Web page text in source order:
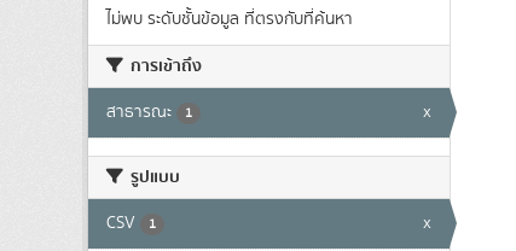
ไม่พบ ระดับชั้นข้อมูล ที่ตรงกับที่ค้นหา
การเข้าถึง
สาธารณะ 1 x
รูปแบบ
CSV 1 x